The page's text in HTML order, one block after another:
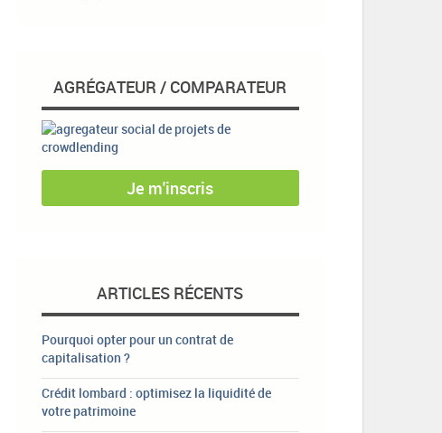
AGRÉGATEUR / COMPARATEUR
Je m'inscris
ARTICLES RÉCENTS
Pourquoi opter pour un contrat de
capitalisation ?
Crédit lombard : optimisez la liquidité de
votre patrimoine